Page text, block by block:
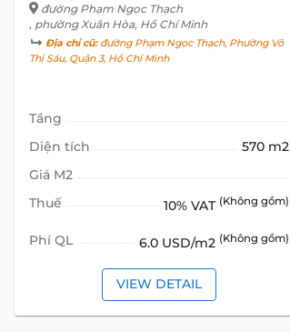
đường Phạm Ngọc Thạch
, phường Xuân Hòa, Hồ Chí Minh
Địa chỉ cũ:đường Phạm Ngọc Thạch, Phường Võ
Thị Sáu, Quận 3, Hồ Chí Minh
Tầng
Diện tích
570 m2
Giá M2
Thuế
10% VAT (Không gồm)
Phí QL 6.0 USD/m2 (Không gồm)
VIEW DETAIL